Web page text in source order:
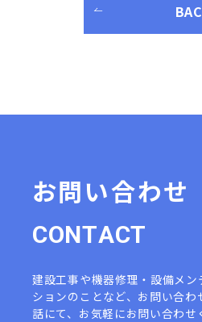
お問い合わせ
CONTACT
建設工事や機器修理・設備メ
ションのことなど、 お問い合わ
話にて、お気軽にお問い合わせ